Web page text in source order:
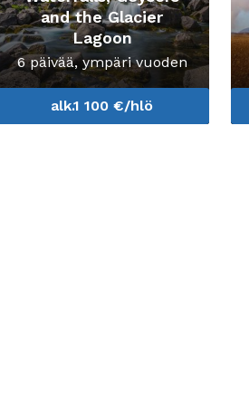
and the Glacier
Lagoon
6 päivää, ympäri vuoden
alk.1 100 €/hlö